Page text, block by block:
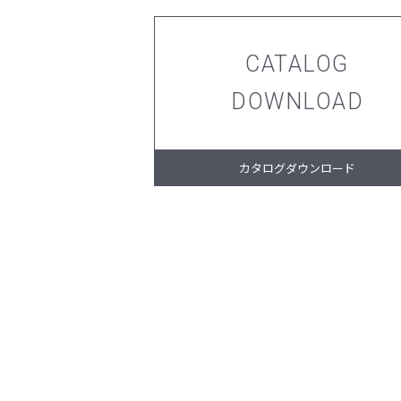
CATALOG
DOWNLOAD
カタログダウンロード